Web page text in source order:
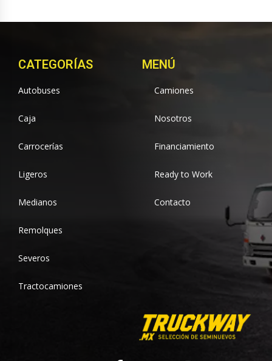
CATEGORÍAS
Autobuses
Caja
Carrocerías
Ligeros
Medianos
Remolques
Severos
Tractocamiones
MENÚ
Camiones
Nosotros
Financiamiento
Ready to Work
Contacto